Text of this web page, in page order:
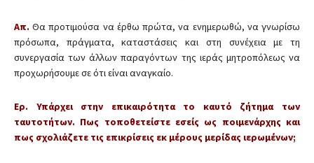
Απ. Θα προτιμούσα να έρθω πρώτα, να ενημερωθώ, να γνωρίσω
πρόσωπα, πράγματα, καταστάσεις και στη συνέχεια με τη
συνεργασία των άλλων παραγόντων της ιεράς μητροπόλεως να
προχωρήσουμε σε ότι είναι αναγκαίο.
Ερ. Υπάρχει στην επικαιρότητα το καυτό ζήτημα των
ταυτοτήτων. Πως τοποθετείστε εσείς ως ποιμενάρχης και
πως σχολιάζετε τις επικρίσεις εκ μέρους μερίδας ιερωμένων;